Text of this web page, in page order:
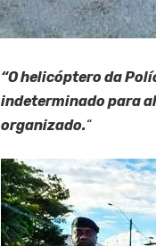
“O helicóptero da
indeterminado para
organizado.“